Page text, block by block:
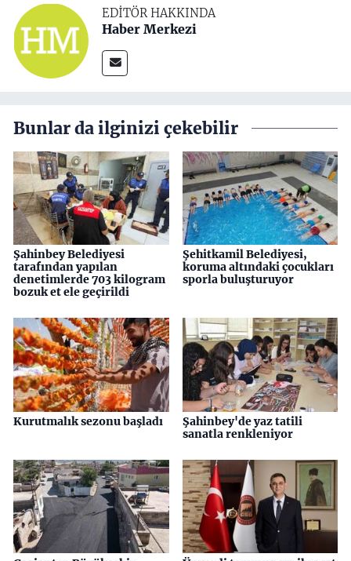
EDITÖR HAKKINDA
Haber Merkezi
Bunlar da ilginizi çekebilir
Şahinbey Belediyesi
tarafından yapılan
denetimlerde 703 kilogram
bozuk et ele geçirildi
Şehitkamil Belediyesi,
koruma altındaki çocukları
sporla buluşturuyor
Kurutmalık sezonu başladı
Şahinbey'de yaz tatili
sanatla renkleniyor